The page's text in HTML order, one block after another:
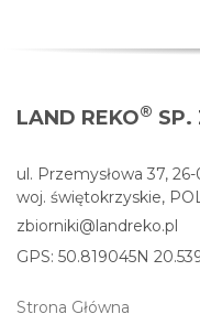
LAND REKO® SP.
ul. Przemysłowa 37,
woj. świętokrzyskie,
zbiorniki@landreko.pl
GPS: 50.819045N
Strona Główna